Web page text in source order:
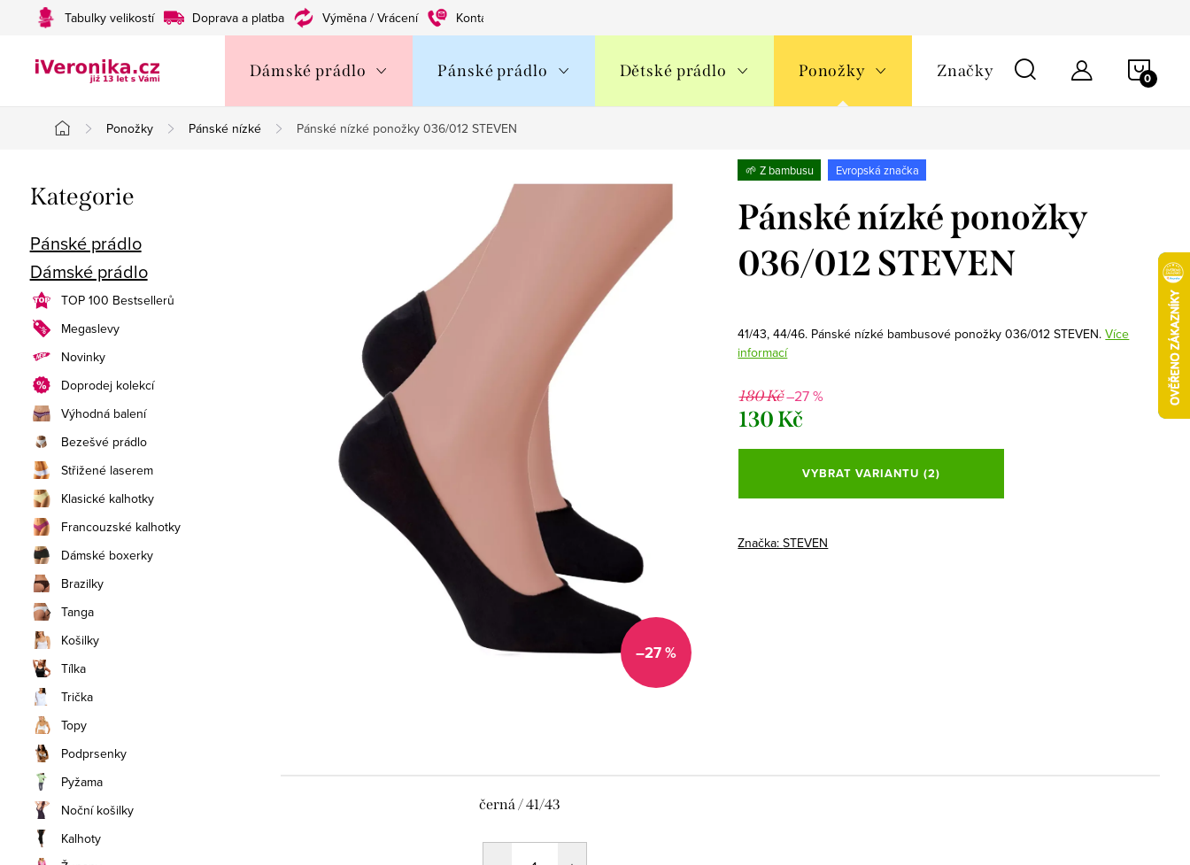
Tabulky velikostí Doprava a platba Výměna / Vrácení Kontakty
Dámské prádlo Pánské prádlo Dětské prádlo Ponožky Značky
Domů
Ponožky Pánské nízké Pánské nízké ponožky 036/012 STEVEN
o
s
t
r
a
n
n
í
p
a
n
e
l
Přeskočit
kategorie
Kategorie
Pánské prádlo
Dámské prádlo
TOP 100 Bestsellerů
Megaslevy
Novinky
Doprodej kolekcí
Výhodná balení
Bezešvé prádlo
Střižené laserem
Klasické kalhotky
Francouzské kalhotky
Dámské boxerky
Brazilky
Tanga
Košilky
Tílka
Trička
Topy
Podprsenky
Pyžama
Noční košilky
Kalhoty
–27 %
🌱 Z bambusu Evropská značka
Pánské nízké ponožky
036/012 STEVEN
41/43, 44/46. Pánské nízké bambusové ponožky 036/012 STEVEN.Více
informací
180 Kč–27 %
130 Kč
Měrná
VYBRAT VARIANTU (2)
Značka:STEVEN
černá / 41/43